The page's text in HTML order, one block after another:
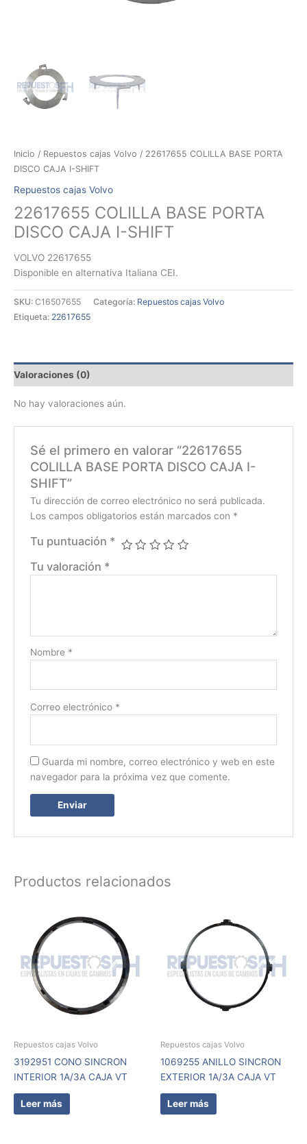
Inicio / Repuestos cajas Volvo / 22617655 COLILLA BASE PORTA
DISCO CAJA I-SHIFT
Repuestos cajas Volvo
22617655 COLILLA BASE PORTA
DISCO CAJA I-SHIFT
VOLVO 22617655
Disponible en alternativa Italiana CEI.
SKU: C16507655 Categoría: Repuestos cajas Volvo
Etiqueta: 22617655
Valoraciones (0)
No hay valoraciones aún.
Sé el primero en valorar “22617655
COLILLA BASE PORTA DISCO CAJA I-
SHIFT”
Tu dirección de correo electrónico no será publicada.
Los campos obligatorios están marcados con *
Tu puntuación *
Tu valoración *
Nombre *
Correo electrónico *
Guarda mi nombre, correo electrónico y web en este
navegador para la próxima vez que comente.
Productos relacionados
Repuestos cajas Volvo
3192951 CONO SINCRON
INTERIOR 1A/3A CAJA VT
Leer más
Repuestos cajas Volvo
1069255 ANILLO SINCRON
EXTERIOR 1A/3A CAJA VT
Leer más